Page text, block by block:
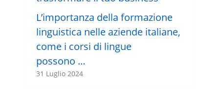
L’importanza della formazione
linguistica nelle aziende italiane,
come i corsi di lingue
possono …
31 Luglio 2024